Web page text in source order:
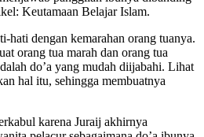
Keutamaan Belajar Islam.
hati dengan kemarahan orang tuanya.
orang tua marah dan orang tua
do’a yang mudah diijabahi. Lihat
hal itu, sehingga membuatnya
karena Juraij akhirnya